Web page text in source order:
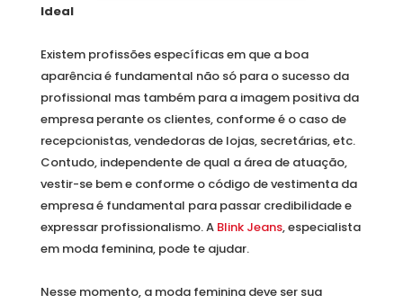
Ideal
Existem profissões específicas em que a boa
aparência é fundamental não só para o sucesso da
profissional mas também para a imagem positiva da
empresa perante os clientes, conforme é o caso de
recepcionistas, vendedoras de lojas, secretárias, etc.
Contudo, independente de qual a área de atuação,
vestir-se bem e conforme o código de vestimenta da
empresa é fundamental para passar credibilidade e
expressar profissionalismo. A Blink Jeans, especialista
em moda feminina, pode te ajudar.
Nesse momento, a moda feminina deve ser sua